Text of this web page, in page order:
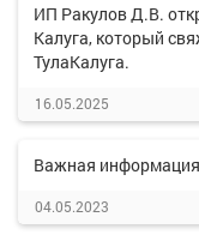
ИП Ракулов Д.В.
Калуга, который
ТулаКалуга.
16.05.2025
Важная
04.05.2023